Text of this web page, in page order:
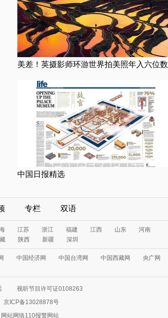
美差！英摄影师环游世界拍美照年入六位数
中国日报精选
专栏 双语
江苏 浙江 福建 江西 山东
河南
陕西 新疆 深圳
中国经济网 中国台湾网 中国西藏网
央广网
视听节目许可证0108263
京ICP备13028878号
网站网络110报警网站